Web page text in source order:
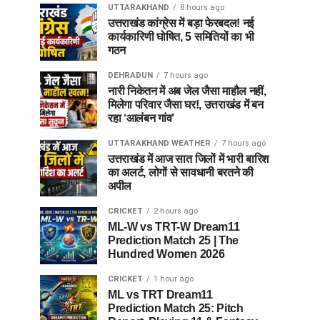
UTTARAKHAND 8 hours ago
उत्तराखंड कांग्रेस में बड़ा फेरबदल! नई
कार्यकारिणी घोषित, 5 समितियों का भी
गठन
DEHRADUN 7 hours ago
नारी निकेतन में अब जेल जैसा माहौल नहीं,
मिलेगा परिवार जैसा घर!, उत्तराखंड में बन
रहा ‘आलंबन गांव’
UTTARAKHAND WEATHER 7 hours ago
उत्तराखंड में आज सात जिलों में भारी बारिश
का अलर्ट, लोगों से सावधानी बरतने की
अपील
CRICKET 2 hours ago
ML-W vs TRT-W Dream11
Prediction Match 25 | The
Hundred Women 2026
CRICKET 1 hour ago
ML vs TRT Dream11
Prediction Match 25: Pitch